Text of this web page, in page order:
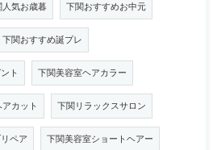
人気お歳暮 下関おすすめお中元
下関おすすめ誕プレ
ト 下関美容室ヘアカラー
カット 下関リラックスサロン
ペア 下関美容室ショートヘアー